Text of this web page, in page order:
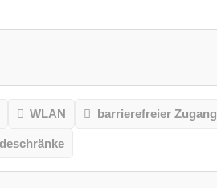
WLAN barrierefreier Zugang